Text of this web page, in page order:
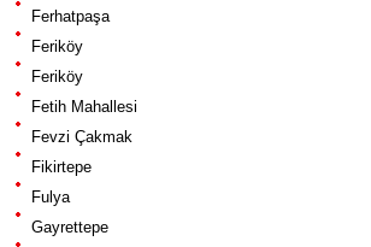
Ferhatpaşa
Feriköy
Feriköy
Fetih Mahallesi
Fevzi Çakmak
Fikirtepe
Fulya
Gayrettepe